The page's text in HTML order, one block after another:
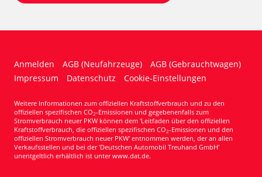
Anmelden AGB (Neufahrzeuge)
AGB (Gebrauchtwagen)
Impressum
Datenschutz Cookie-Einstellungen
Weitere Informationen zum offiziellen Kraftstoffverbrauch und zu den
offiziellen spezifischen CO2-Emissionen und gegebenenfalls zum
Stromverbrauch neuer PKW können dem 'Leitfaden über den offiziellen
Kraftstoffverbrauch, die offiziellen spezifischen CO2-Emissionen und den
offiziellen Stromverbrauch neuer PKW' entnommen werden, der an allen
Verkaufsstellen und bei der 'Deutschen Automobil Treuhand GmbH'
unentgeltlich erhältlich ist unter www.dat.de.